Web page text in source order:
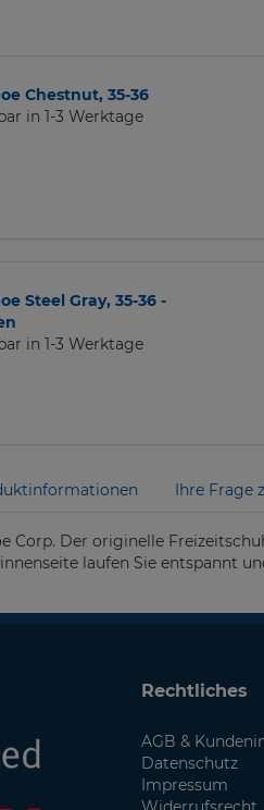
Chestnut, 35-36
in 1-3 Werktage
Steel Gray, 35-36 -
in 1-3 Werktage
Ihre Frage
Corp. Der originelle
laufen Sie entspannt
Rechtliches
AGB &
Datenschutz
Impressum